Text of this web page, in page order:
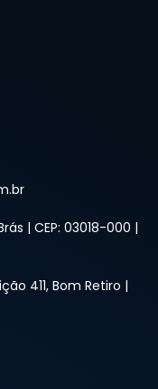
| CEP: 03018-000 |
411, Bom Retiro |